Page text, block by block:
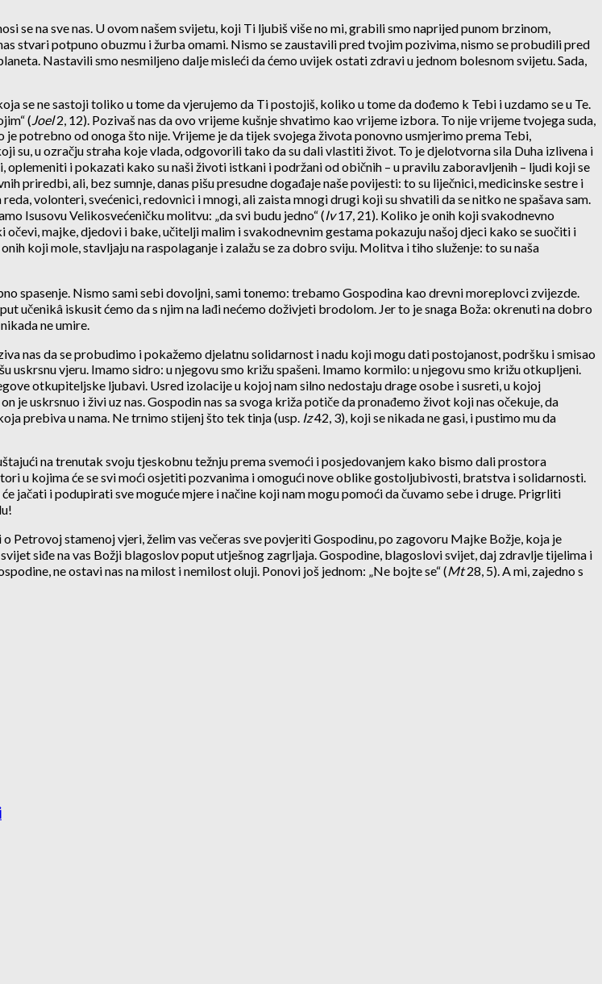
se na sve nas. U ovom našem svijetu, koji Ti ljubiš više no mi, grabili smo naprijed punom brzinom,
stvari potpuno obuzmu i žurba omami. Nismo se zaustavili pred tvojim pozivima, nismo se probudili pred
Nastavili smo nesmiljeno dalje misleći da ćemo uvijek ostati zdravi u jednom bolesnom svijetu. Sada,
se ne sastoji toliko u tome da vjerujemo da Ti postojiš, koliko u tome da dođemo k Tebi i uzdamo se u Te.
(Joel2, 12). Pozivaš nas da ovo vrijeme kušnje shvatimo kao vrijeme izbora. To nije vrijeme tvojega suda,
potrebno od onoga što nije. Vrijeme je da tijek svojega života ponovno usmjerimo prema Tebi,
su, u ozračju straha koje vlada, odgovorili tako da su dali vlastiti život. To je djelotvorna sila Duha izlivena i
i pokazati kako su naši životi istkani i podržani od običnih – u pravilu zaboravljenih – ljudi koji se
priredbi, ali, bez sumnje, danas pišu presudne događaje naše povijesti: to su liječnici, medicinske sestre i
volonteri, svećenici, redovnici i mnogi, ali zaista mnogi drugi koji su shvatili da se nitko ne spašava sam.
Isusovu Velikosvećeničku molitvu: „da svi budu jedno“ (Iv17, 21). Koliko je onih koji svakodnevno
majke, djedovi i bake, učitelji malim i svakodnevnim gestama pokazuju našoj djeci kako se suočiti i
koji mole, stavljaju na raspolaganje i zalažu se za dobro sviju. Molitva i tiho služenje: to su naša
spasenje. Nismo sami sebi dovoljni, sami tonemo: trebamo Gospodina kao drevni moreplovci zvijezde.
učenikâ iskusit ćemo da s njim na lađi nećemo doživjeti brodolom. Jer to je snaga Boža: okrenuti na dobro
ne umire.
nas da se probudimo i pokažemo djelatnu solidarnost i nadu koji mogu dati postojanost, podršku i smisao
uskrsnu vjeru. Imamo sidro: u njegovu smo križu spašeni. Imamo kormilo: u njegovu smo križu otkupljeni.
otkupiteljske ljubavi. Usred izolacije u kojoj nam silno nedostaju drage osobe i susreti, u kojoj
uskrsnuo i živi uz nas. Gospodin nas sa svoga križa potiče da pronađemo život koji nas očekuje, da
prebiva u nama. Ne trnimo stijenj što tek tinja (usp. Iz42, 3), koji se nikada ne gasi, i pustimo mu da
na trenutak svoju tjeskobnu težnju prema svemoći i posjedovanjem kako bismo dali prostora
u kojima će se svi moći osjetiti pozvanima i omogući nove oblike gostoljubivosti, bratstva i solidarnosti.
jačati i podupirati sve moguće mjere i načine koji nam mogu pomoći da čuvamo sebe i druge. Prigrliti
Petrovoj stamenoj vjeri, želim vas večeras sve povjeriti Gospodinu, po zagovoru Majke Božje, koja je
siđe na vas Božji blagoslov poput utješnog zagrljaja. Gospodine, blagoslovi svijet, daj zdravlje tijelima i
ne ostavi nas na milost i nemilost oluji. Ponovi još jednom: „Ne bojte se“ (Mt28, 5). A mi, zajedno s